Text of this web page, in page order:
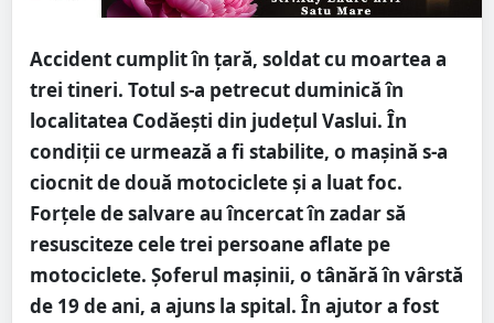
Accident cumplit în țară, soldat cu moartea a
trei tineri. Totul s-a petrecut duminică în
localitatea Codăești din județul Vaslui. În
condiții ce urmează a fi stabilite, o mașină s-a
ciocnit de două motociclete și a luat foc.
Forțele de salvare au încercat în zadar să
resusciteze cele trei persoane aflate pe
motociclete. Șoferul mașinii, o tânără în vârstă
de 19 de ani, a ajuns la spital. În ajutor a fost